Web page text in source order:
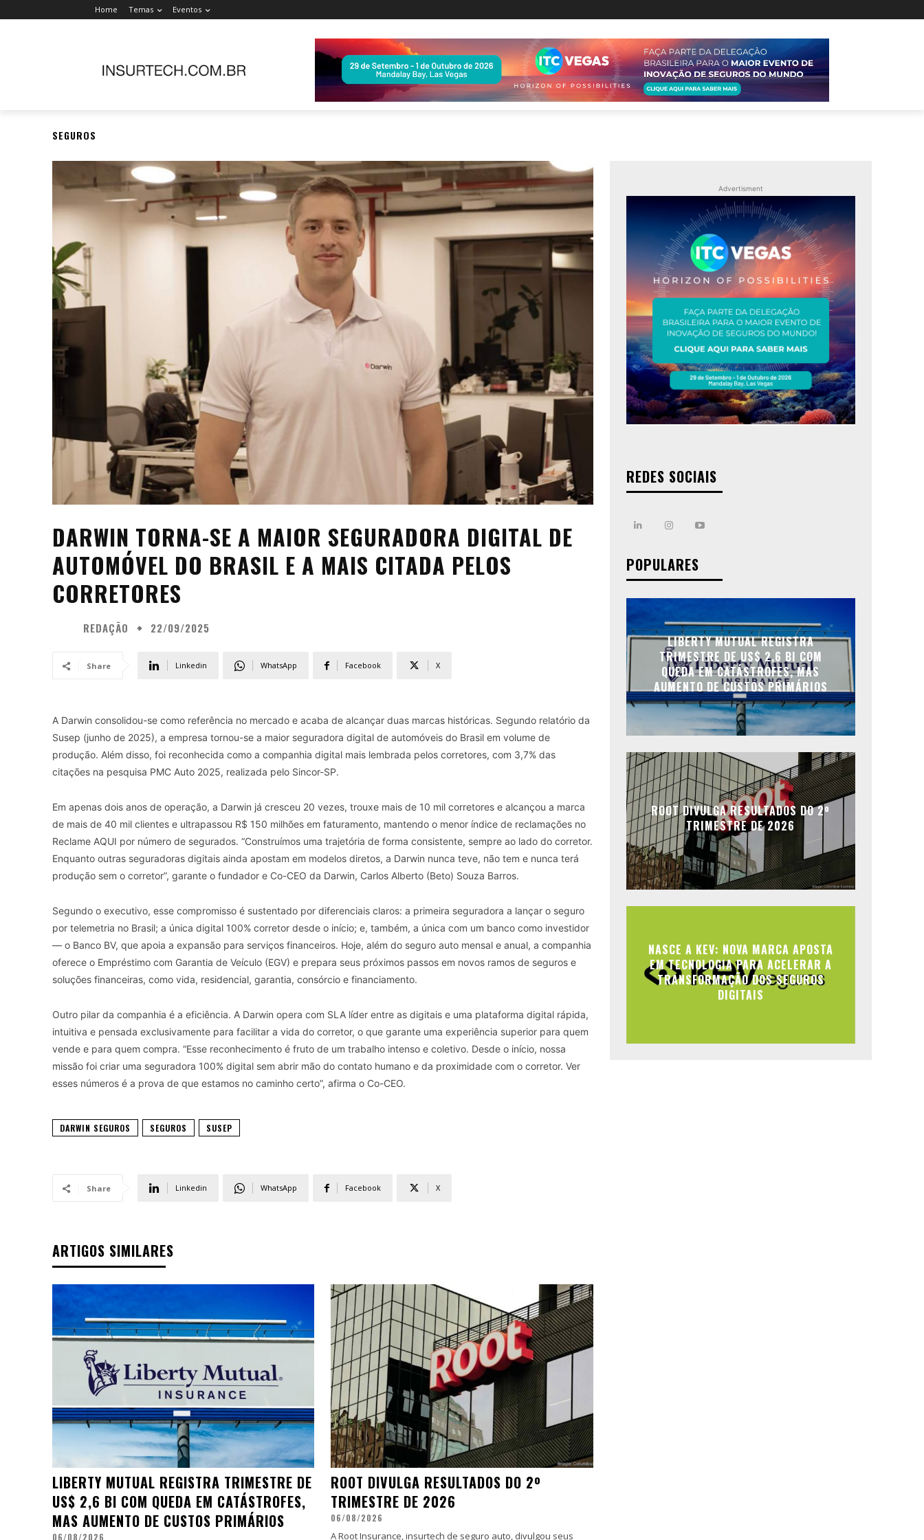
Home Temas Eventos
SEGUROS
DARWIN TORNA-SE A MAIOR SEGURADORA DIGITAL DE
AUTOMÓVEL DO BRASIL E A MAIS CITADA PELOS
CORRETORES
REDAÇÃO 22/09/2025
Share Linkedin WhatsApp Facebook X
A Darwin consolidou-se como referência no mercado e acaba de alcançar duas marcas históricas. Segundo relatório da
Susep (junho de 2025), a empresa tornou-se a maior seguradora digital de automóveis do Brasil em volume de
produção. Além disso, foi reconhecida como a companhia digital mais lembrada pelos corretores, com 3,7% das
citações na pesquisa PMC Auto 2025, realizada pelo Sincor-SP.
Em apenas dois anos de operação, a Darwin já cresceu 20 vezes, trouxe mais de 10 mil corretores e alcançou a marca
de mais de 40 mil clientes e ultrapassou R$ 150 milhões em faturamento, mantendo o menor índice de reclamações no
Reclame AQUI por número de segurados. “Construímos uma trajetória de forma consistente, sempre ao lado do corretor.
Enquanto outras seguradoras digitais ainda apostam em modelos diretos, a Darwin nunca teve, não tem e nunca terá
produção sem o corretor”, garante o fundador e Co-CEO da Darwin, Carlos Alberto (Beto) Souza Barros.
Segundo o executivo, esse compromisso é sustentado por diferenciais claros: a primeira seguradora a lançar o seguro
por telemetria no Brasil; a única digital 100% corretor desde o início; e, também, a única com um banco como investidor
— o Banco BV, que apoia a expansão para serviços financeiros. Hoje, além do seguro auto mensal e anual, a companhia
oferece o Empréstimo com Garantia de Veículo (EGV) e prepara seus próximos passos em novos ramos de seguros e
soluções financeiras, como vida, residencial, garantia, consórcio e financiamento.
Outro pilar da companhia é a eficiência. A Darwin opera com SLA líder entre as digitais e uma plataforma digital rápida,
intuitiva e pensada exclusivamente para facilitar a vida do corretor, o que garante uma experiência superior para quem
vende e para quem compra. “Esse reconhecimento é fruto de um trabalho intenso e coletivo. Desde o início, nossa
missão foi criar uma seguradora 100% digital sem abrir mão do contato humano e da proximidade com o corretor. Ver
esses números é a prova de que estamos no caminho certo”, afirma o Co-CEO.
DARWIN SEGUROS SEGUROS SUSEP
Share Linkedin WhatsApp Facebook X
ARTIGOS SIMILARES
LIBERTY MUTUAL REGISTRA TRIMESTRE DE
US$ 2,6 BI COM QUEDA EM CATÁSTROFES,
MAS AUMENTO DE CUSTOS PRIMÁRIOS
06/08/2026
ROOT DIVULGA RESULTADOS DO 2º
TRIMESTRE DE 2026
06/08/2026
A Root Insurance, insurtech de seguro auto, divulgou seus
Advertisment
REDES SOCIAIS
POPULARES
LIBERTY MUTUAL REGISTRA
TRIMESTRE DE US$ 2,6 BI COM
QUEDA EM CATÁSTROFES, MAS
AUMENTO DE CUSTOS PRIMÁRIOS
ROOT DIVULGA RESULTADOS DO 2º
TRIMESTRE DE 2026
NASCE A KEV: NOVA MARCA APOSTA
EM TECNOLOGIA PARA ACELERAR A
TRANSFORMAÇÃO DOS SEGUROS
DIGITAIS